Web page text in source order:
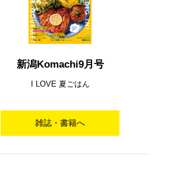
新潟Komachi9月号
I LOVE 夏ごはん
雑誌・書籍へ